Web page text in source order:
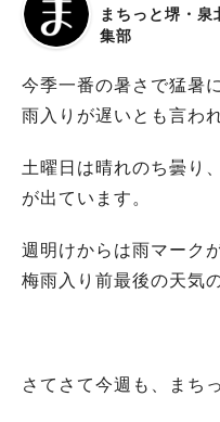
まちっと堺・泉
集部
今季一番の暑さで猛暑
雨入りが遅いとも言わ
土曜日は晴れのち曇り
が出ています。
週明けからは雨マーク
梅雨入り前最後の天気
さてさて今週も、まち